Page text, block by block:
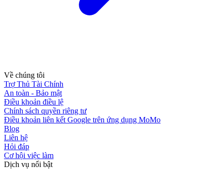
Về chúng tôi
Trợ Thủ Tài Chính
An toàn - Bảo mật
Điều khoản điều lệ
Chính sách quyền riêng tư
Điều khoản liên kết Google trên ứng dụng MoMo
Blog
Liên hệ
Hỏi đáp
Cơ hội việc làm
Dịch vụ nổi bật